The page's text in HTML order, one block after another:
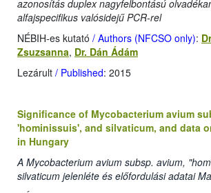
azonosítás duplex nagyfelbontású
alfajspecifikus valósidejű PCR-rel
NÉBIH-es kutató / Authors (NFCSO only):
Zsuzsanna, Dr. Dán Ádám
Lezárult / Published: 2015
Significance of Mycobacterium avium
'hominissuis', and silvaticum, and data
in Hungary
A Mycobacterium avium subsp. avium,
silvaticum jelenléte és előfordulási adatai